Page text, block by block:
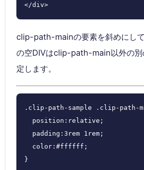
</div>
clip-path-mainの要素を斜めにし
の空DIVはclip-path-main以外の別
定します。
.clip-path-sample .clip-path-
  position:relative;
  padding:3rem 1rem;
  color:#ffffff;
}